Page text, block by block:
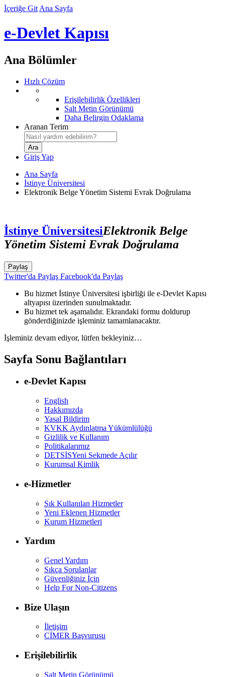
İçeriğe Git Ana Sayfa
e-Devlet Kapısı
Ana Bölümler
Hızlı Çözüm
Erişilebilirlik Özellikleri
Salt Metin Görünümü
Daha Belirgin Odaklama
Aranan Terim
Giriş Yap
Ana Sayfa
İstinye Üniversitesi
Elektronik Belge Yönetim Sistemi Evrak Doğrulama
İstinye ÜniversitesiElektronik Belge
Yönetim Sistemi Evrak Doğrulama
Paylaş
Twitter'da Paylaş Facebook'da Paylaş
Bu hizmet İstinye Üniversitesi işbirliği ile e-Devlet Kapısı
altyapısı üzerinden sunulmaktadır.
Bu hizmet tek aşamalıdır. Ekrandaki formu doldurup
gönderdiğinizde işleminiz tamamlanacaktır.
İşleminiz devam ediyor, lütfen bekleyiniz…
Sayfa Sonu Bağlantıları
e-Devlet Kapısı
English
Hakkımızda
Yasal Bildirim
KVKK Aydınlatma Yükümlülüğü
Gizlilik ve Kullanım
Politikalarımız
DETSİSYeni Sekmede Açılır
Kurumsal Kimlik
e-Hizmetler
Sık Kullanılan Hizmetler
Yeni Eklenen Hizmetler
Kurum Hizmetleri
Yardım
Genel Yardım
Sıkça Sorulanlar
Güvenliğiniz İçin
Help For Non-Citizens
Bize Ulaşın
İletişim
CİMER Başvurusu
Erişilebilirlik
Salt Metin Görünümü